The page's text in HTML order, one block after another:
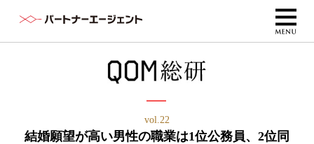
vol.22
結婚願望が高い男性の職業は1位公務員、2位同